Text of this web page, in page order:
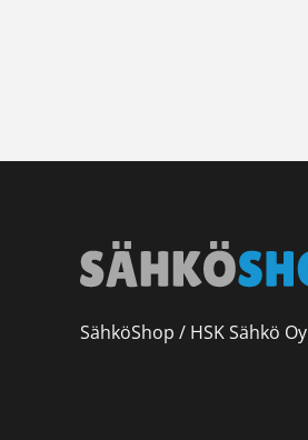
SähköShop / HSK Sähkö Oy